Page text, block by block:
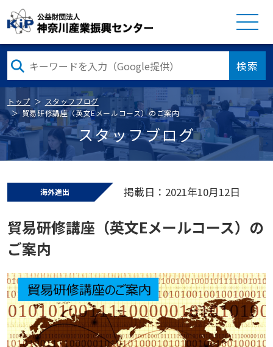
検索
トップ
スタッフブログ
貿易研修講座（英文Eメールコース）のご案内
スタッフブログ
海外進出 掲載日：2021年10月12日
貿易研修講座（英文Eメールコース）の
ご案内